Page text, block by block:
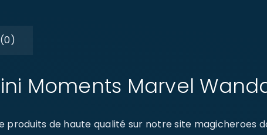
Moments Marvel
produits de haute qualité sur notre site magicheroes